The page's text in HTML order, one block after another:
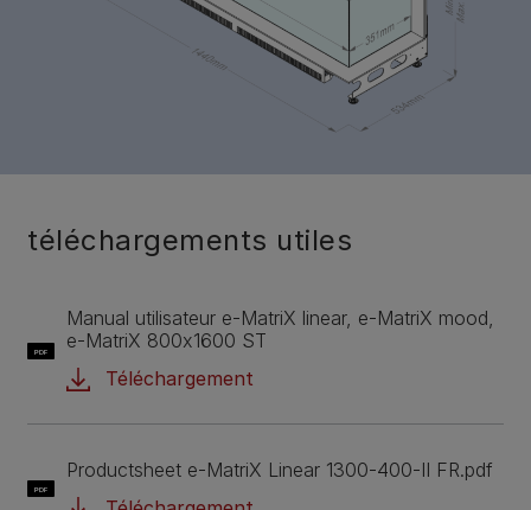
téléchargements utiles
PDF
Manual utilisateur e-MatriX linear, e-MatriX mood,
e-MatriX 800x1600 ST
Téléchargement
PDF
Productsheet e-MatriX Linear 1300-400-II FR.pdf